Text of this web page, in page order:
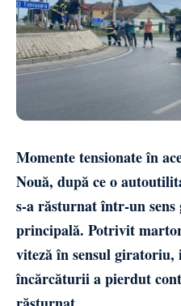
Momente tensionate în
Nouă, după ce o
s-a răsturnat într-un
principală. Potrivit
viteză în sensul
încărcăturii a pierdut